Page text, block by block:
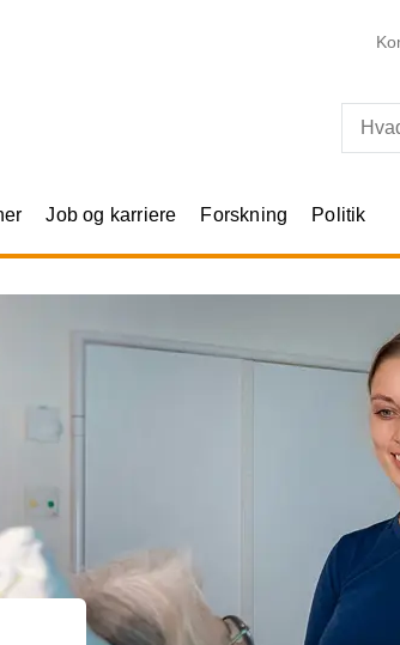
Job og karriere Forskning Politik